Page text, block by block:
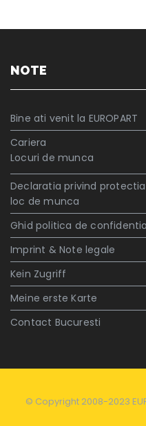
NOTE
Bine ati venit la EUROPART
Cariera
Locuri de munca
Declaratia privind
loc de munca
Ghid politica de
Imprint & Note legale
Kein Zugriff
Meine erste Karte
Contact Bucuresti
© Copyright 2008-2023